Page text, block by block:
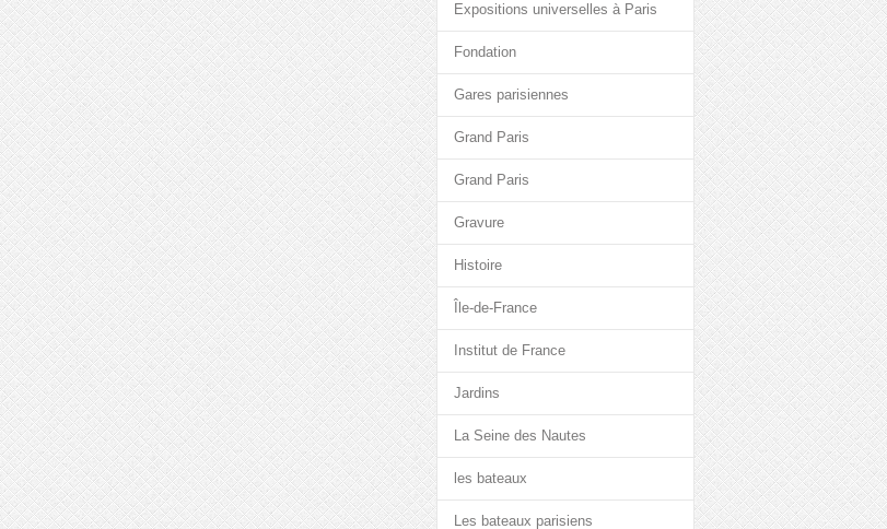
Expositions universelles à Paris
Fondation
Gares parisiennes
Grand Paris
Grand Paris
Gravure
Histoire
Île-de-France
Institut de France
Jardins
La Seine des Nautes
les bateaux
Les bateaux parisiens